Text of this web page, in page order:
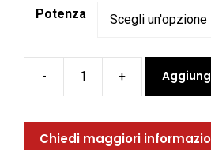
Potenza
-
Caldaia
legna
PRIME
+
Chiedi maggiori